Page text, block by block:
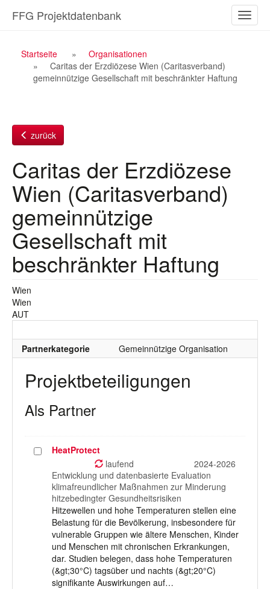
Inhalt
ein-/
FFG Projektdatenbank
Breadcrumb
Navigation
Startseite
Organisationen
Caritas der Erzdiözese Wien (Caritasverband)
gemeinnützige Gesellschaft mit beschränkter Haftung
zurück
Caritas der Erzdiözese
Wien (Caritasverband)
gemeinnützige
Gesellschaft mit
beschränkter Haftung
Wien
Wien
AUT
Partnerkategorie Gemeinnützige Organisation
Projektbeteiligungen
Als Partner
ProjektHeatProtect
laufend
2024-2026
Entwicklung und datenbasierte Evaluation
klimafreundlicher Maßnahmen zur Minderung
hitzebedingter Gesundheitsrisiken
Hitzewellen und hohe Temperaturen stellen eine
Belastung für die Bevölkerung, insbesondere für
vulnerable Gruppen wie ältere Menschen, Kinder
und Menschen mit chronischen Erkrankungen,
dar. Studien belegen, dass hohe Temperaturen
(&gt;30°C) tagsüber und nachts (&gt;20°C)
signifikante Auswirkungen auf…